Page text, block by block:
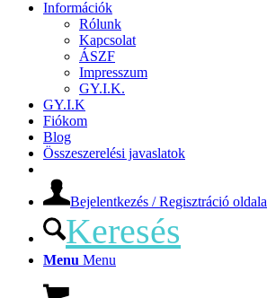
Információk
Rólunk
Kapcsolat
ÁSZF
Impresszum
GY.I.K.
GY.I.K
Fiókom
Blog
Összeszerelési javaslatok
Bejelentkezés / Regisztráció oldala
Keresés
Menu Menu